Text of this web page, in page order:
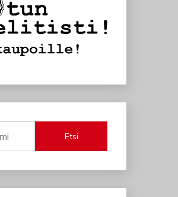
Etsi